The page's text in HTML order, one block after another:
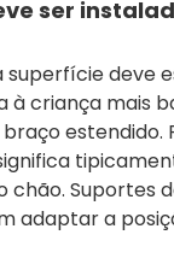
ser
deve
à criança mais
estendido.
chão. Suportes
adaptar a